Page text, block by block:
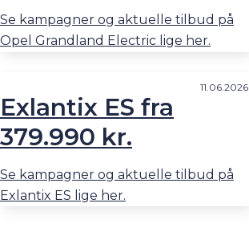
Se kampagner og aktuelle tilbud på
Opel Grandland Electric lige her.
11.06.2026
Exlantix ES fra
379.990 kr.
Se kampagner og aktuelle tilbud på
Exlantix ES lige her.